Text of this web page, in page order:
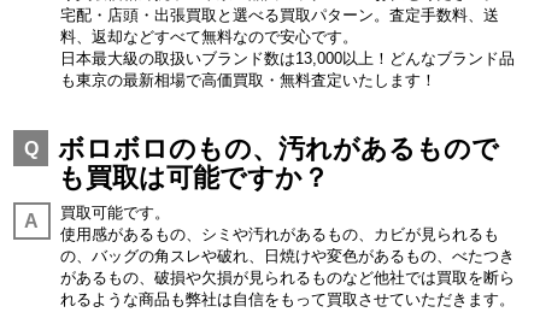
宅配・店頭・出張買取と選べる買取パターン。査定手数料、送
料、返却などすべて無料なので安心です。
日本最大級の取扱いブランド数は13,000以上！どんなブランド品
も東京の最新相場で高価買取・無料査定いたします！
Q
ボロボロのもの、汚れがあるもので
も買取は可能ですか？
A
買取可能です。
使用感があるもの、シミや汚れがあるもの、カビが見られるも
の、バッグの角スレや破れ、日焼けや変色があるもの、べたつき
があるもの、破損や欠損が見られるものなど他社では買取を断ら
れるような商品も弊社は自信をもって買取させていただきます。